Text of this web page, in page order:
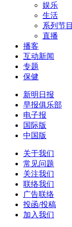
娱乐
生活
系列节目
直播
播客
互动新闻
专题
保健
新明日报
早报俱乐部
电子报
国际版
中国版
关于我们
常见问题
关注我们
联络我们
广告联络
投函/投稿
加入我们